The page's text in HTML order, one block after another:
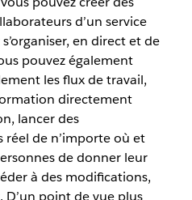
d’un service
en direct et de
pouvez également
les flux de travail,
directement
lancer des
réel de n’importe où et
de donner leur
à des modifications,
point de vue plus